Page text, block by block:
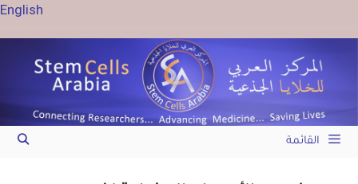
English
القائمة